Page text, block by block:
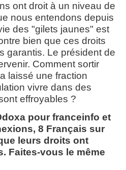
ont droit à un niveau de
nous entendons depuis
des "gilets jaunes" est
bien que ces droits
garantis. Le président de
Comment sortir
laissé une fraction
vivre dans des
effroyables ?
pour franceinfo et
8 Français sur
leurs droits ont
Faites-vous le même